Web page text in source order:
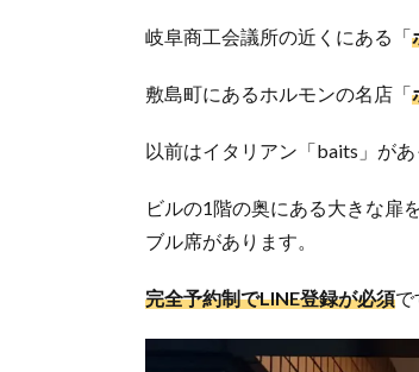
岐阜商工会議所の近くにある「
敷島町にあるホルモンの名店「
以前はイタリアン「baits」があ
ビルの1階の奥にある大きな扉
ブル席があります。
完全予約制でLINE登録が必須で